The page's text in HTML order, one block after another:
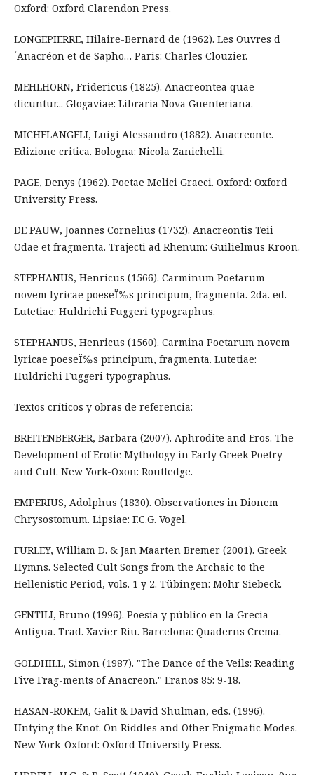
Oxford: Oxford Clarendon Press.
LONGEPIERRE, Hilaire-Bernard de (1962). Les Ouvres d
´Anacréon et de Sapho… Paris: Charles Clouzier.
MEHLHORN, Fridericus (1825). Anacreontea quae
dicuntur... Glogaviae: Libraria Nova Guenteriana.
MICHELANGELI, Luigi Alessandro (1882). Anacreonte.
Edizione critica. Bologna: Nicola Zanichelli.
PAGE, Denys (1962). Poetae Melici Graeci. Oxford: Oxford
University Press.
DE PAUW, Joannes Cornelius (1732). Anacreontis Teii
Odae et fragmenta. Trajecti ad Rhenum: Guilielmus Kroon.
STEPHANUS, Henricus (1566). Carminum Poetarum
novem lyricae poeseÏ‰s principum, fragmenta. 2da. ed.
Lutetiae: Huldrichi Fuggeri typographus.
STEPHANUS, Henricus (1560). Carmina Poetarum novem
lyricae poeseÏ‰s principum, fragmenta. Lutetiae:
Huldrichi Fuggeri typographus.
Textos críticos y obras de referencia:
BREITENBERGER, Barbara (2007). Aphrodite and Eros. The
Development of Erotic Mythology in Early Greek Poetry
and Cult. New York-Oxon: Routledge.
EMPERIUS, Adolphus (1830). Observationes in Dionem
Chrysostomum. Lipsiae: F.C.G. Vogel.
FURLEY, William D. & Jan Maarten Bremer (2001). Greek
Hymns. Selected Cult Songs from the Archaic to the
Hellenistic Period, vols. 1 y 2. Tübingen: Mohr Siebeck.
GENTILI, Bruno (1996). Poesía y público en la Grecia
Antigua. Trad. Xavier Riu. Barcelona: Quaderns Crema.
GOLDHILL, Simon (1987). "The Dance of the Veils: Reading
Five Frag-ments of Anacreon." Eranos 85: 9-18.
HASAN-ROKEM, Galit & David Shulman, eds. (1996).
Untying the Knot. On Riddles and Other Enigmatic Modes.
New York-Oxford: Oxford University Press.